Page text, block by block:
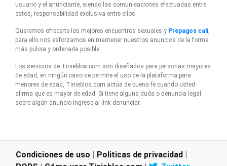
usuario y el anunciante, siendo las comunicaciones efectuadas entre
estos, responsabilidad exclusiva entre ellos.
Queremos ofrecerte los mejores encuentros sexuales y Prepagos cali
para ello nos esforzamos en mantener nuestros anuncios de la forma
más pulcra y ordenada posible.
Los servicios de Tinieblos.com son diseñados para personas mayores
de edad, en ningún caso se permite el uso de la plataforma para
menores de edad, Tinieblos.com actúa de buena fe cuando usted
afirma que es mayor de edad. Si tiene alguna duda o denuncia legal
sobre algún anuncio ingrese al link denunciar.
Condiciones de uso | Politicas de privacidad |